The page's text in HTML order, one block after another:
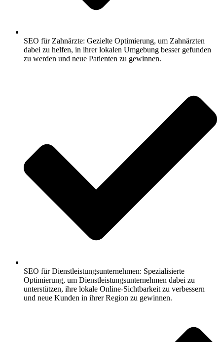
SEO für Zahnärzte: Gezielte Optimierung, um Zahnärzten
dabei zu helfen, in ihrer lokalen Umgebung besser gefunden
zu werden und neue Patienten zu gewinnen.
SEO für Dienstleistungsunternehmen: Spezialisierte
Optimierung, um Dienstleistungsunternehmen dabei zu
unterstützen, ihre lokale Online-Sichtbarkeit zu verbessern
und neue Kunden in ihrer Region zu gewinnen.